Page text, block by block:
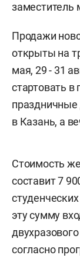
заместитель
Продажи
открыты на
мая, 29 - 31
стартовать в
в Казань, а
Стоимость
составит 7
эту сумму
согласно